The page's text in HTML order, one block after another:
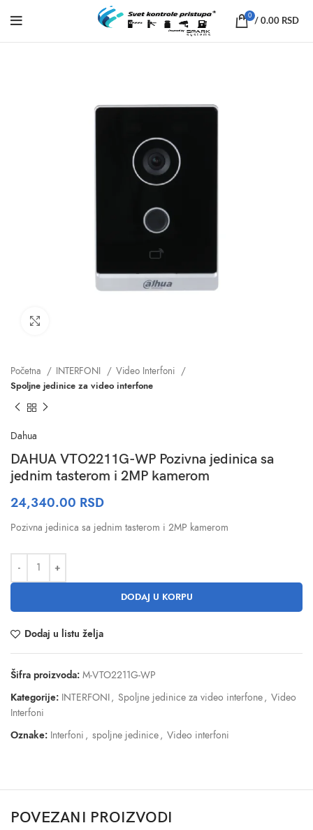
0
/ 0.00 RSD
Početna INTERFONI
Video Interfoni
Spoljne jedinice za video interfone
Dahua
DAHUA VTO2211G-WP Pozivna jedinica sa
jednim tasterom i 2MP kamerom
24,340.00 RSD
Pozivna jedinica sa jednim tasterom i 2MP kamerom
DODAJ U KORPU
Dodaj u listu želja
Šifra proizvoda: M-VTO2211G-WP
Kategorije: INTERFONI, Spoljne jedinice za video interfone, Video
Interfoni
Oznake: Interfoni , spoljne jedinice, Video interfoni
POVEZANI PROIZVODI